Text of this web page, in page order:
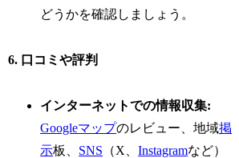
どうかを確認しましょう。
6. 口コミや評判
インターネットでの情報収集:
Googleマップのレビュー、地域掲
示板、 SNS （X、Instagramなど）